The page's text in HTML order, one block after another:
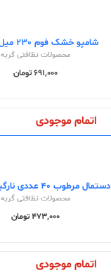
شامپو خشک فوم 230 میل Trixie
محصولات نظافتی گربه
691,000 تومان
اتمام موجودی
دستمال مرطوب 40 عددی نارگیل M-pets
محصولات نظافتی گربه
473,000 تومان
اتمام موجودی